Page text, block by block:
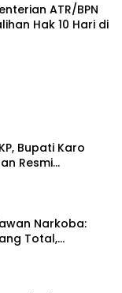
ATR/BPN
Hak 10 Hari di
Bupati Karo
Resmi
Narkoba:
Total,
Utama